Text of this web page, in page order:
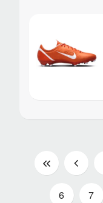
|
< <
6 7